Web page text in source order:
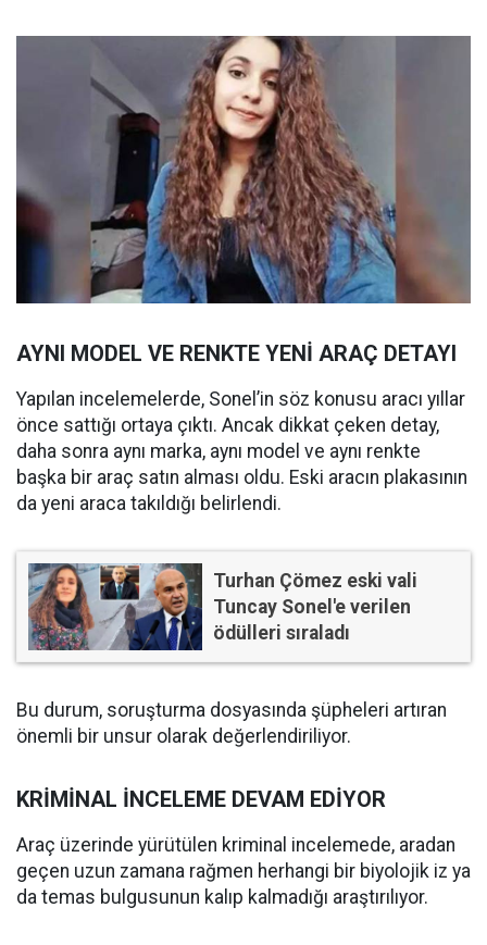
AYNI MODEL VE RENKTE YENİ ARAÇ DETAYI
Yapılan incelemelerde, Sonel’in söz konusu aracı yıllar
önce sattığı ortaya çıktı. Ancak dikkat çeken detay,
daha sonra aynı marka, aynı model ve aynı renkte
başka bir araç satın alması oldu. Eski aracın plakasının
da yeni araca takıldığı belirlendi.
Turhan Çömez eski vali
Tuncay Sonel'e verilen
ödülleri sıraladı
Bu durum, soruşturma dosyasında şüpheleri artıran
önemli bir unsur olarak değerlendiriliyor.
KRİMİNAL İNCELEME DEVAM EDİYOR
Araç üzerinde yürütülen kriminal incelemede, aradan
geçen uzun zamana rağmen herhangi bir biyolojik iz ya
da temas bulgusunun kalıp kalmadığı araştırılıyor.